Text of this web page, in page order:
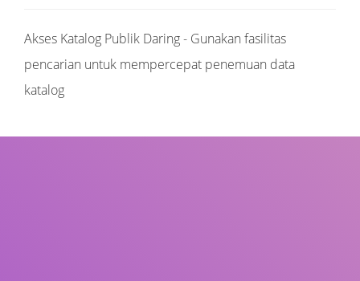
Akses Katalog Publik Daring - Gunakan fasilitas
pencarian untuk mempercepat penemuan data
katalog